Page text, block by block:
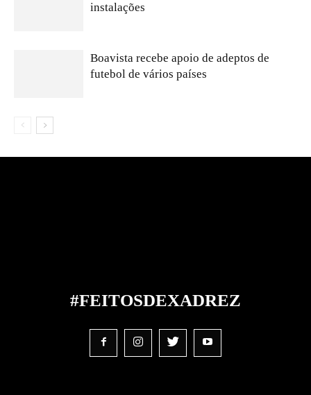
instalações
Boavista recebe apoio de adeptos de
futebol de vários países
#FEITOSDEXADREZ